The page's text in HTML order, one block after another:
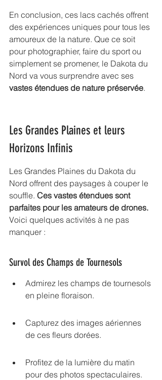
En conclusion, ces lacs cachés offrent
des expériences uniques pour tous les
amoureux de la nature. Que ce soit
pour photographier, faire du sport ou
simplement se promener, le Dakota du
Nord va vous surprendre avec ses
vastes étendues de nature préservée.
Les Grandes Plaines et leurs
Horizons Infinis
Les Grandes Plaines du Dakota du
Nord offrent des paysages à couper le
souffle. Ces vastes étendues sont
parfaites pour les amateurs de drones.
Voici quelques activités à ne pas
manquer :
Survol des Champs de Tournesols
Admirez les champs de tournesols
en pleine floraison.
Capturez des images aériennes
de ces fleurs dorées.
Profitez de la lumière du matin
pour des photos spectaculaires.